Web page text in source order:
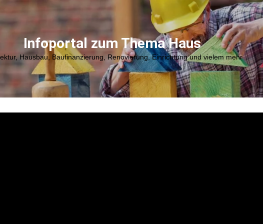
Infoportal zum Thema Haus
Hausbau, Baufinanzierung, Renovierung, Einrichtung und vielem mehr